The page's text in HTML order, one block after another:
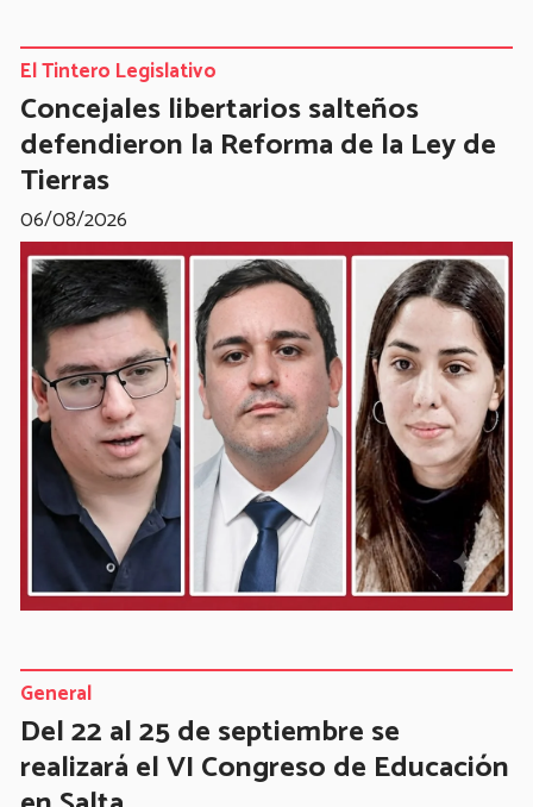
Concejales libertarios salteños
defendieron la Reforma de la Ley de
Tierras
El Tintero Legislativo
06/08/2026
Del 22 al 25 de septiembre se
realizará el VI Congreso de Educación
General